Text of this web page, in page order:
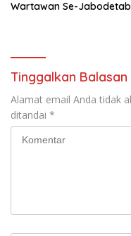
Wartawan Se-
Tinggalkan Balasan
Alamat email Anda tidak
ditandai *